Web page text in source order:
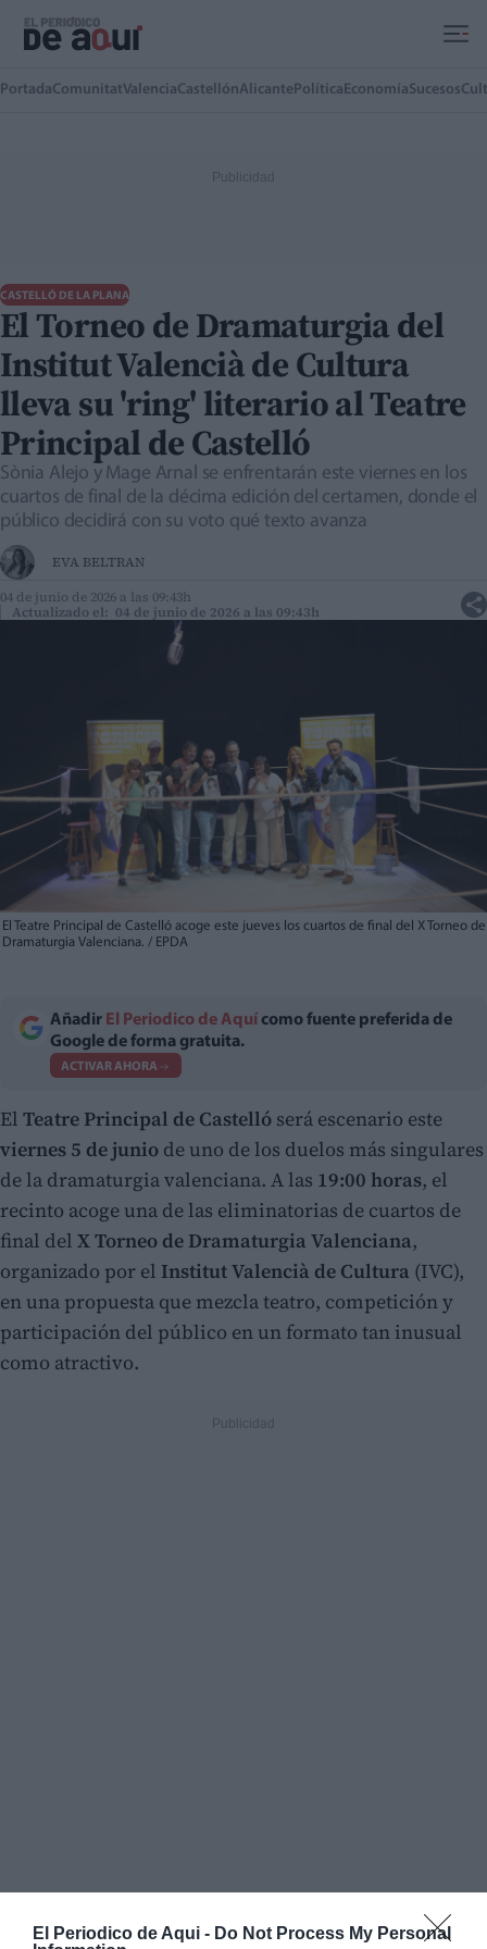
El Periodico de Aqui - Do Not Process My Personal
PortadaComunitatValenciaCastellónAlicante Política EconomíaSucesos
CASTELLÓ DE LA PLANA
El Torneo de Dramaturgia del
Institut Valencià de Cultura
lleva su 'ring' literario al Teatre
Principal de Castelló
Sònia Alejo y Mage Arnal se enfrentarán este viernes en los
cuartos de final de la décima edición del certamen, donde el
público decidirá con su voto qué texto avanza
EVA BELTRAN
04 de junio de 2026 a las 09:43h
Actualizado el: 04 de junio de 2026 a las 09:43h
El Teatre Principal de Castelló acoge este jueves los cuartos de final del X Torneo de
Dramaturgia Valenciana. / EPDA
Añadir El Periodico de Aquí como fuente preferida de
Google de forma gratuita.
ACTIVAR AHORA
El Teatre Principal de Castelló será escenario este
viernes 5 de junio de uno de los duelos más singulares
de la dramaturgia valenciana. A las 19:00 horas, el
recinto acoge una de las eliminatorias de cuartos de
final del X Torneo de Dramaturgia Valenciana,
organizado por el Institut Valencià de Cultura (IVC),
en una propuesta que mezcla teatro, competición y
participación del público en un formato tan inusual
como atractivo.